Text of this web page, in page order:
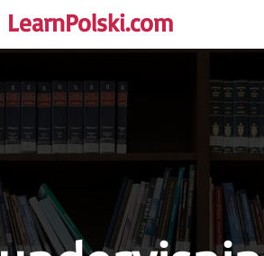
LearnPolski.com